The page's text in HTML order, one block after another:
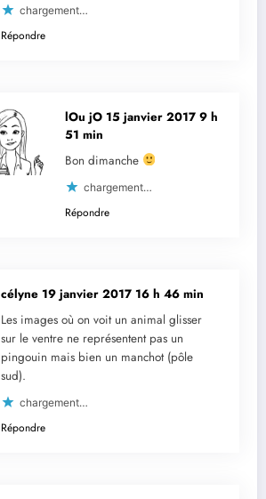
chargement…
Répondre
lOu jO 15 janvier 2017 9 h
51 min
Bon dimanche
chargement…
Répondre
célyne 19 janvier 2017 16 h 46 min
Les images où on voit un animal glisser
sur le ventre ne représentent pas un
pingouin mais bien un manchot (pôle
sud).
chargement…
Répondre